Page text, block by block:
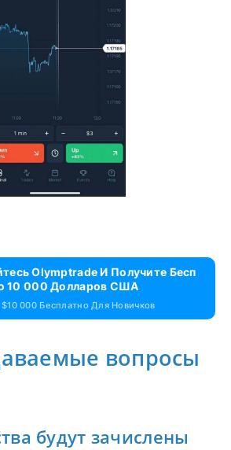
Olymptrade И Получите Бесп
10 000 Долларов США
000 Бесплатно Для Новичков
вопросы
будут зачислены